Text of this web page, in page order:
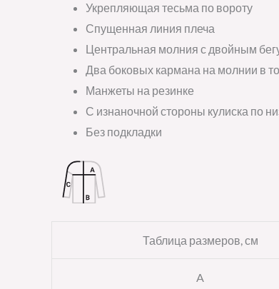
Укрепляющая тесьма по вороту
Спущенная линия плеча
Центральная молния с двойным
Два боковых кармана на молнии в
Манжеты на резинке
С изнаночной стороны кулиска по
Без подкладки
Таблица размеров, см
A